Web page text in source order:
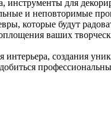
инструменты для
и неповторимые
которые будут
ваших
интерьера, создания